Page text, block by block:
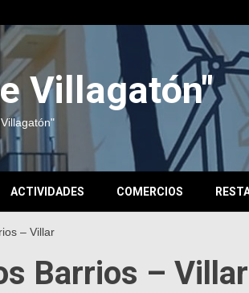
Villagatón"
ACTIVIDADES COMERCIOS
– Villar
Barrios – Villar